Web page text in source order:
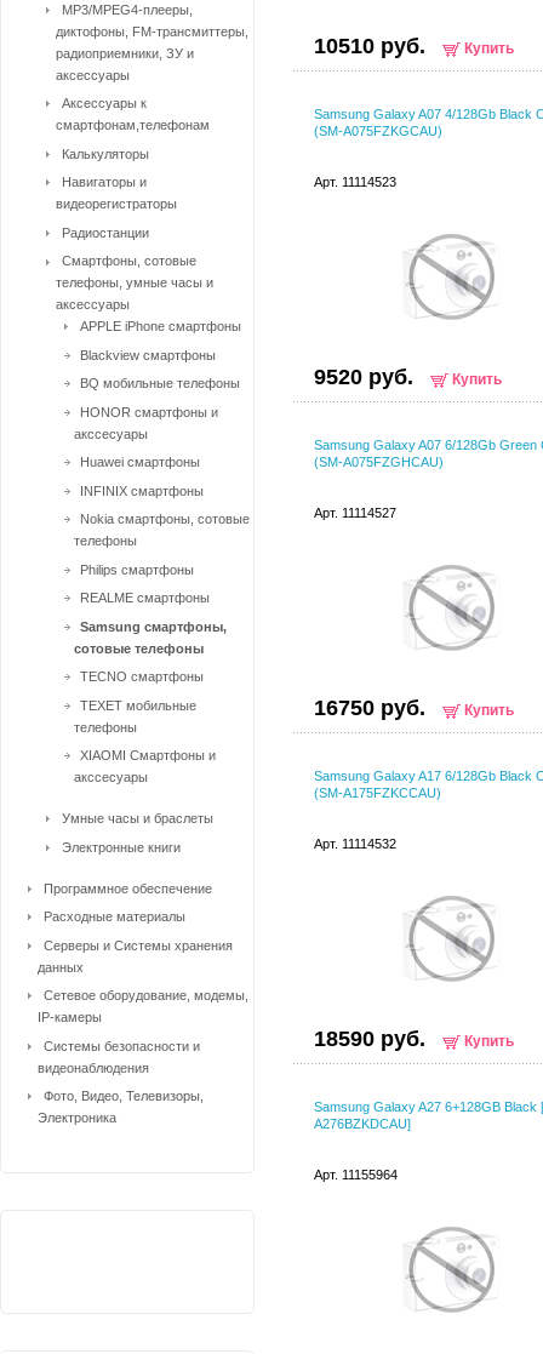
10510 руб. Купить
Samsung Galaxy A07 4/128Gb Black
(SM-A075FZKGCAU)
Арт. 11114523
9520 руб. Купить
Samsung Galaxy A07 6/128Gb Green
(SM-A075FZGHCAU)
Арт. 11114527
16750 руб. Купить
Samsung Galaxy A17 6/128Gb Black
(SM-A175FZKCCAU)
Арт. 11114532
18590 руб. Купить
Samsung Galaxy A27 6+128GB Black
A276BZKDCAU]
Арт. 11155964
MP3/MPEG4-плееры,
диктофоны, FM-трансмиттеры,
радиоприемники, ЗУ и
аксессуары
Аксессуары к
смартфонам,телефонам
Калькуляторы
Навигаторы и
видеорегистраторы
Радиостанции
Смартфоны, сотовые
телефоны, умные часы и
аксессуары
APPLE iPhone смартфоны
Blackview смартфоны
BQ мобильные телефоны
HONOR смартфоны и
акссесуары
Huawei смартфоны
INFINIX смартфоны
Nokia смартфоны, сотовые
телефоны
Philips смартфоны
REALME смартфоны
Samsung смартфоны,
сотовые телефоны
TECNO смартфоны
TEXET мобильные
телефоны
XIAOMI Смартфоны и
акссесуары
Умные часы и браслеты
Электронные книги
Программное обеспечение
Расходные материалы
Серверы и Системы хранения
данных
Сетевое оборудование, модемы,
IP-камеры
Системы безопасности и
видеонаблюдения
Фото, Видео, Телевизоры,
Электроника